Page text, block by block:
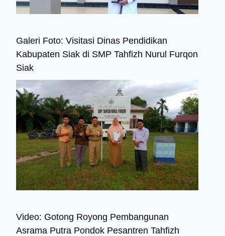
Galeri Foto: Visitasi Dinas Pendidikan
Kabupaten Siak di SMP Tahfizh Nurul Furqon
Siak
Video: Gotong Royong Pembangunan
Asrama Putra Pondok Pesantren Tahfizh